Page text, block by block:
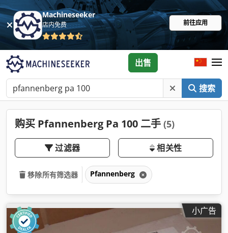
Machineseeker
店内免费 前往应用
搜索
出售
购买 Pfannenberg Pa 100 二手 (5)
过滤器 相关性
移除所有筛选器 Pfannenberg
小广告